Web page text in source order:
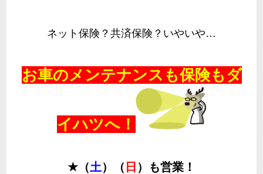
ネット保険？共済保険？いやいや…
お車のメンテナンスも保険もダ
イハツへ！
★（土）（ 日 ）も営業！